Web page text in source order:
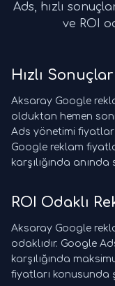
Ads, hızlı
ve ROI
Hızlı
Aksaray Google
olduktan hemen
Ads yönetimi
Google reklam
karşılığında anında
ROI Odaklı
Aksaray Google
odaklıdır. Google
karşılığında
fiyatları konusunda